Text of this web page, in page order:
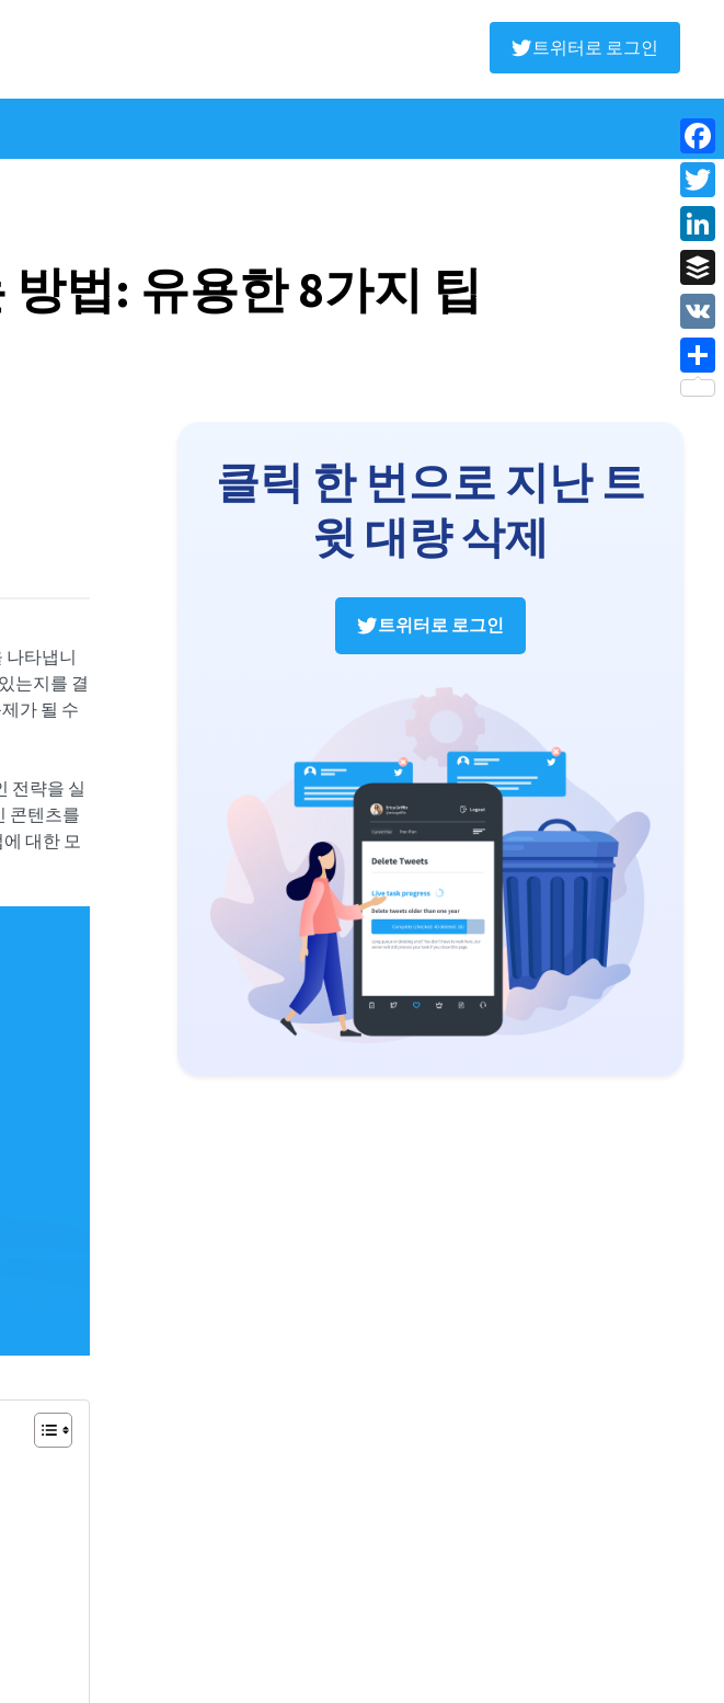
트위터로 로그인
법: 유용한 8가지 팁
나타냅니
는지를 결
가 될 수
전략을 실
콘텐츠를
대한 모
클릭 한 번으로 지난 트
윗 대량 삭제
트위터로 로그인
VK